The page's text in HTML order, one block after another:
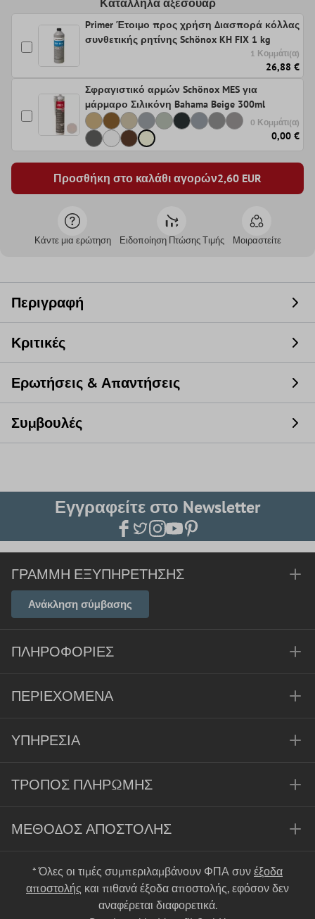
Primer Έτοιμο προς χρήση Διασπορά κόλλας
συνθετικής ρητίνης Schönox KH FIX 1 kg
1 Κομμάτι(α)
26,88 €
Σφραγιστικό αρμών Schönox MES για
μάρμαρο Σιλικόνη Bahama Beige 300ml
0 Κομμάτι(α)
0,00 €
Προσθήκη στο καλάθι αγορών2,60 EUR
Κάντε μια ερώτηση Ειδοποίηση Πτώσης Τιμής Μοιραστείτε
Περιγραφή
Κριτικές
Ερωτήσεις & Απαντήσεις
Συμβουλές
Εγγραφείτε στο Newsletter
ΓΡΑΜΜΉ ΕΞΥΠΗΡΈΤΗΣΗΣ
Ανάκληση σύμβασης
ΠΛΗΡΟΦΟΡΊΕΣ
ΠΕΡΙΕΧΌΜΕΝΑ
ΥΠΗΡΕΣΊΑ
ΤΡΌΠΟΣ ΠΛΗΡΩΜΉΣ
ΜΈΘΟΔΟΣ ΑΠΟΣΤΟΛΉΣ
* Όλες οι τιμές συμπεριλαμβάνουν ΦΠΑ συν έξοδα
αποστολής και πιθανά έξοδα αποστολής, εφόσον δεν
αναφέρεται διαφορετικά.